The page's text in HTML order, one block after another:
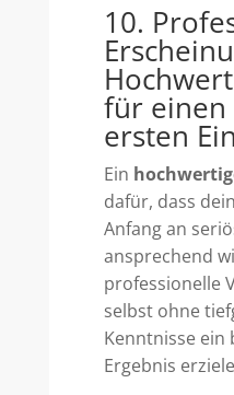
10.
für einen
ersten
Ein
dafür, dass
Anfang an
ansprechend
professionelle
selbst ohne
Kenntnisse ein
Ergebnis